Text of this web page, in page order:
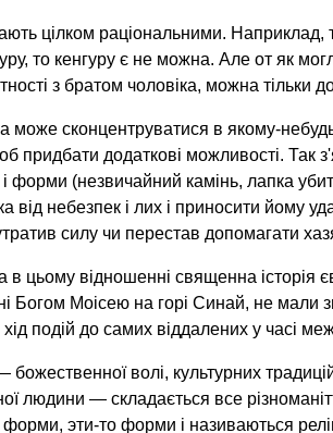
цілком раціональними.
то кенгуру є не можна. Але от як
з братом чоловіка, можна тільки
сконцентруватися в якому-
придбати додаткові можливості.
форми (незвичайний камінь, лапка
від небезпек і лих і приносити йому
силу чи перестав допомагати
в цьому відношенні священна історія
Богом Моісею на горі Синай, не мали
подій до самих віддалених у часі
волі, культурних
людини — складається все
эти-то форми і називаються